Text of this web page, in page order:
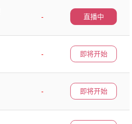
-
直播中
-
即将开始
-
即将开始